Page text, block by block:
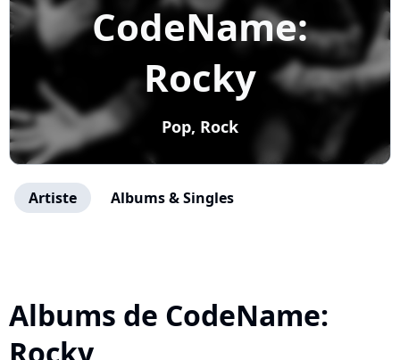
CodeName:
Rocky
Pop, Rock
Artiste Albums & Singles
Albums de CodeName: